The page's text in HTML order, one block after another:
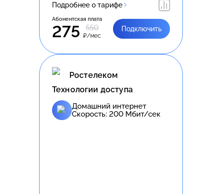
Подробнее о тарифе
Абонентская плата
275 550
₽/мес
Подключить
Ростелеком
Технологии доступа
Домашний интернет
Скорость: 200 Мбит/сек